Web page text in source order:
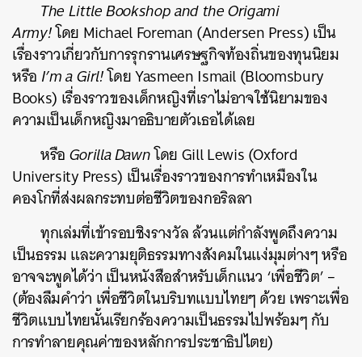
The Little Bookshop and the Origami
Army!โดย Michael Foreman (Andersen Press) เป็น
เรื่องราวเกี่ยวกับการรุกรานเศรษฐกิจท้องถิ่นของทุนนิยม
หรือ I’m a Girl!โดย Yasmeen Ismail (Bloomsbury
Books) เรื่องราวของเด็กหญิงที่เราไม่อาจใช้นิยามของ
ความเป็นเด็กหญิงมาอธิบายตัวเธอได้เลย
หรือGorilla Dawnโดย Gill Lewis (Oxford
University Press) เป็นเรื่องราวของการทำเหมืองใน
คองโกที่ส่งผลกระทบต่อชีวิตของกอริลลา
ทุกเล่มที่เข้ารอบชิงรางวัล ล้วนแต่กำลังพูดถึงความ
เป็นธรรม และความยุติธรรมทางสังคมในแง่มุมต่างๆ หรือ
อาจจะพูดได้ว่า เป็นหนังสือสำหรับเด็กแนว ‘เพื่อชีวิต’ –
(ต้องลืมคำว่า เพื่อชีวิตในบริบทแบบไทยๆ ด้วย เพราะเพื่อ
ชีวิตแบบไทยนั้นเรียกร้องความเป็นธรรมไปพร้อมๆ กับ
การทำลายคุณค่าของหลักการประชาธิปไตย)
ค้นหา
SHARE TWEET LINE EMAIL